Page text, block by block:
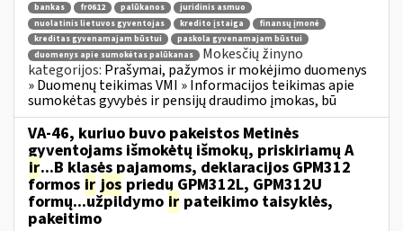
bankas fr0612 palūkanos
juridinis asmuo
nuolatinis lietuvos gyventojas
kredito įstaiga
finansų įmonė
kreditas gyvenamajam būstui
paskola gyvenamajam būstui
duomenys apie sumokėtas palūkanas
Mokesčių žinyno
kategorijos: Prašymai, pažymos ir mokėjimo duomenys
» Duomenų teikimas VMI » Informacijos teikimas apie
sumokėtas gyvybės ir pensijų draudimo įmokas, bū
VA-46, kuriuo buvo pakeistos Metinės
gyventojams išmokėtų išmokų, priskiriamų A
ir...B klasės pajamoms, deklaracijos GPM312
formos ir jos priedų GPM312L, GPM312U
formų...užpildymo ir pateikimo taisyklės,
pakeitimo